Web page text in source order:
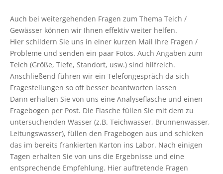
Auch bei weitergehenden Fragen zum Thema Teich /
Gewässer können wir Ihnen effektiv weiter helfen.
Hier schildern Sie uns in einer kurzen Mail Ihre Fragen /
Probleme und senden ein paar Fotos. Auch Angaben zum
Teich (Größe, Tiefe, Standort, usw.) sind hilfreich.
Anschließend führen wir ein Telefongespräch da sich
Fragestellungen so oft besser beantworten lassen
Dann erhalten Sie von uns eine Analyseflasche und einen
Fragebogen per Post. Die Flasche füllen Sie mit dem zu
untersuchenden Wasser (z.B. Teichwasser, Brunnenwasser,
Leitungswasser), füllen den Fragebogen aus und schicken
das im bereits frankierten Karton ins Labor. Nach einigen
Tagen erhalten Sie von uns die Ergebnisse und eine
entsprechende Empfehlung. Hier auftretende Fragen